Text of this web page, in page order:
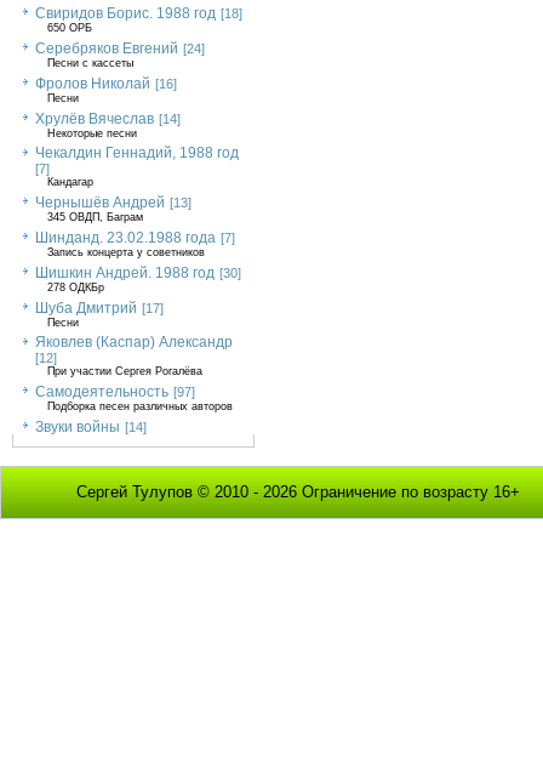
Свиридов Борис. 1988 год [18]
650 ОРБ
Серебряков Евгений [24]
Песни с кассеты
Фролов Николай [16]
Песни
Хрулёв Вячеслав [14]
Некоторые песни
Чекалдин Геннадий, 1988 год
[7]
Кандагар
Чернышёв Андрей [13]
345 ОВДП, Баграм
Шинданд. 23.02.1988 года [7]
Запись концерта у советников
Шишкин Андрей. 1988 год [30]
278 ОДКБр
Шуба Дмитрий [17]
Песни
Яковлев (Каспар) Александр
[12]
При участии Сергея Рогалёва
Самодеятельность [97]
Подборка песен различных авторов
Звуки войны [14]
Сергей Тулупов © 2010 - 2026 Ограничение по возрасту 16+